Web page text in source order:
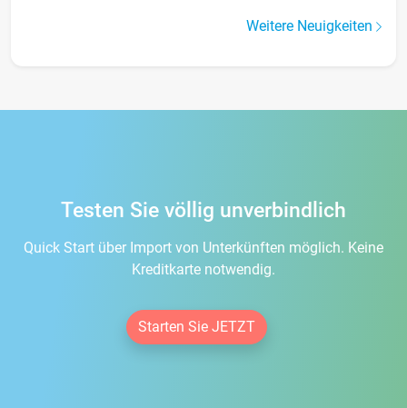
Weitere Neuigkeiten
Testen Sie völlig unverbindlich
Quick Start über Import von Unterkünften möglich. Keine
Kreditkarte notwendig.
Starten Sie JETZT